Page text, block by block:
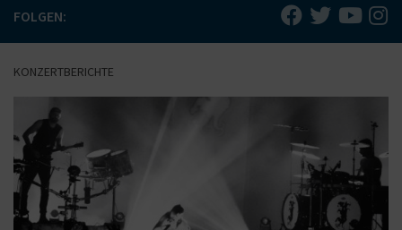
FOLGEN:
KONZERTBERICHTE